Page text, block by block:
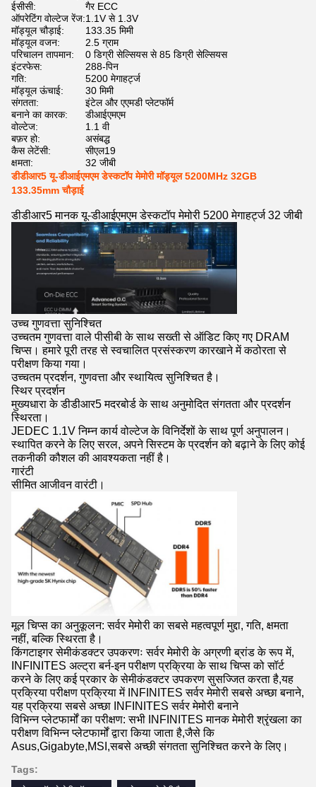
ईसीसी:
गैर ECC
ऑपरेटिंग वोल्टेज रेंज:1.1V से 1.3V
मॉड्यूल चौड़ाई:
133.35 मिमी
मॉड्यूल वजन:
2.5 ग्राम
परिचालन तापमान:
0 डिग्री सेल्सियस से 85 डिग्री सेल्सियस
इंटरफेस:
288-पिन
गति:
5200 मेगाहर्ट्ज
मॉड्यूल ऊंचाई:
30 मिमी
संगतता:
इंटेल और एएमडी प्लेटफॉर्म
बनाने का कारक:
डीआईएमएम
वोल्टेज:
1.1 वी
बफ़र हो:
असंबद्ध
कैस लेटेंसी:
सीएल19
क्षमता:
32 जीबी
डीडीआर5 यू-डीआईएमएम डेस्कटॉप मेमोरी मॉड्यूल 5200MHz 32GB
133.35mm चौड़ाई
डीडीआर5 मानक यू-डीआईएमएम डेस्कटॉप मेमोरी 5200 मेगाहर्ट्ज 32 जीबी
उच्च गुणवत्ता सुनिश्चित
उच्चतम गुणवत्ता वाले पीसीबी के साथ सख्ती से ऑडिट किए गए DRAM
चिप्स। हमारे पूरी तरह से स्वचालित प्रसंस्करण कारखाने में कठोरता से
परीक्षण किया गया।
उच्चतम प्रदर्शन, गुणवत्ता और स्थायित्व सुनिश्चित है।
स्थिर प्रदर्शन
मुख्यधारा के डीडीआर5 मदरबोर्ड के साथ अनुमोदित संगतता और प्रदर्शन
स्थिरता।
JEDEC 1.1V निम्न कार्य वोल्टेज के विनिर्देशों के साथ पूर्ण अनुपालन।
स्थापित करने के लिए सरल, अपने सिस्टम के प्रदर्शन को बढ़ाने के लिए कोई
तकनीकी कौशल की आवश्यकता नहीं है।
गारंटी
सीमित आजीवन वारंटी।
मूल चिप्स का अनुकूलन: सर्वर मेमोरी का सबसे महत्वपूर्ण मुद्दा, गति, क्षमता
नहीं, बल्कि स्थिरता है।
किंगटाइगर सेमीकंडक्टर उपकरणः सर्वर मेमोरी के अग्रणी ब्रांड के रूप में,
INFINITES अल्ट्रा बर्न-इन परीक्षण प्रक्रिया के साथ चिप्स को सॉर्ट
करने के लिए कई प्रकार के सेमीकंडक्टर उपकरण सुसज्जित करता है,यह
प्रक्रिया परीक्षण प्रक्रिया में INFINITES सर्वर मेमोरी सबसे अच्छा बनाने,
यह प्रक्रिया सबसे अच्छा INFINITES सर्वर मेमोरी बनाने
विभिन्न प्लेटफार्मों का परीक्षण: सभी INFINITES मानक मेमोरी श्रृंखला का
परीक्षण विभिन्न प्लेटफार्मों द्वारा किया जाता है,जैसे कि
Asus,Gigabyte,MSI,सबसे अच्छी संगतता सुनिश्चित करने के लिए।
Tags: